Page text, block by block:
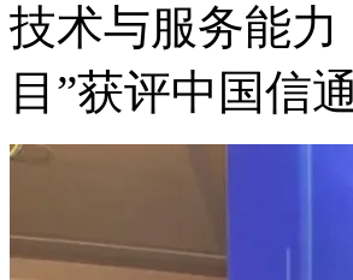
技术与服务能力
目”获评中国信